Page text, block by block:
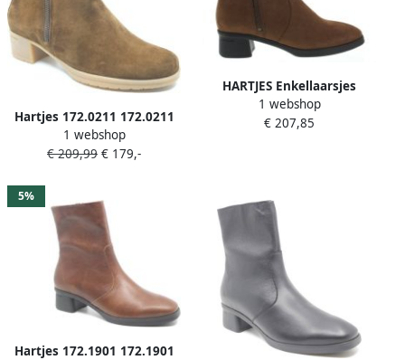
Hartjes 172.0211 172.0211
30 57.00 Cognacbruine
enkellaars wijdte H
1 webshop
€ 209,99 € 179,-
HARTJES Enkellaarsjes
Dames 172.1902 Blues
Maat: 37 5 Materiaal:
1 webshop
€ 207,85
5%
Hartjes 172.1901 172.1901